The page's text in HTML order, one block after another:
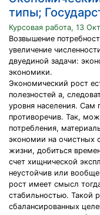
типы;
Курсовая работа, 13
Возвышение
увеличение
двуединой задачи:
экономики.
Экономический рост
полезностей а,
уровня населения. Сам
противоречив. Так,
потребления,
экономии на очистных
жизни, добиться
счет хищнической
неустойчив или
рост имеет смысл
стабильностью. Такой
сбалансированных